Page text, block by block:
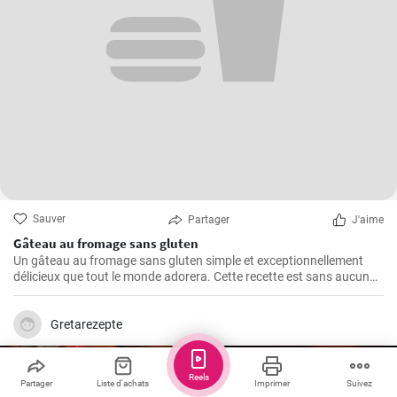
Sauver Partager J'aime
Gâteau au fromage sans gluten
Un gâteau au fromage sans gluten simple et exceptionnellement
délicieux que tout le monde adorera. Cette recette est sans aucun
doute le meilleur gâteau au fromage sans gluten que vous ayez
jamais goûté!
Gretarezepte
Partager Liste d'achats Imprimer Suivez
Reels